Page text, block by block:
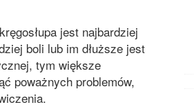
jest najbardziej
boli lub im dłuższe jest
tym większe
poważnych problemów,